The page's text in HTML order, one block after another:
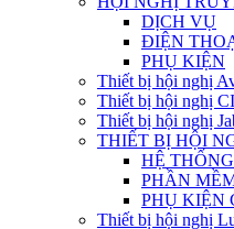
DỊCH VỤ
ĐIỆN
PHỤ KIỆN
Thiết bị hội nghị
Thiết bị hội nghị
Thiết bị hội nghị
THIẾT BỊ HỘI
HỆ
PHẦN
PHỤ KIỆN
Thiết bị hội nghị